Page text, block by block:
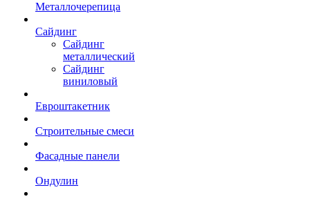
Металлочерепица
Сайдинг
Сайдинг
металлический
Сайдинг
виниловый
Евроштакетник
Строительные смеси
Фасадные панели
Ондулин